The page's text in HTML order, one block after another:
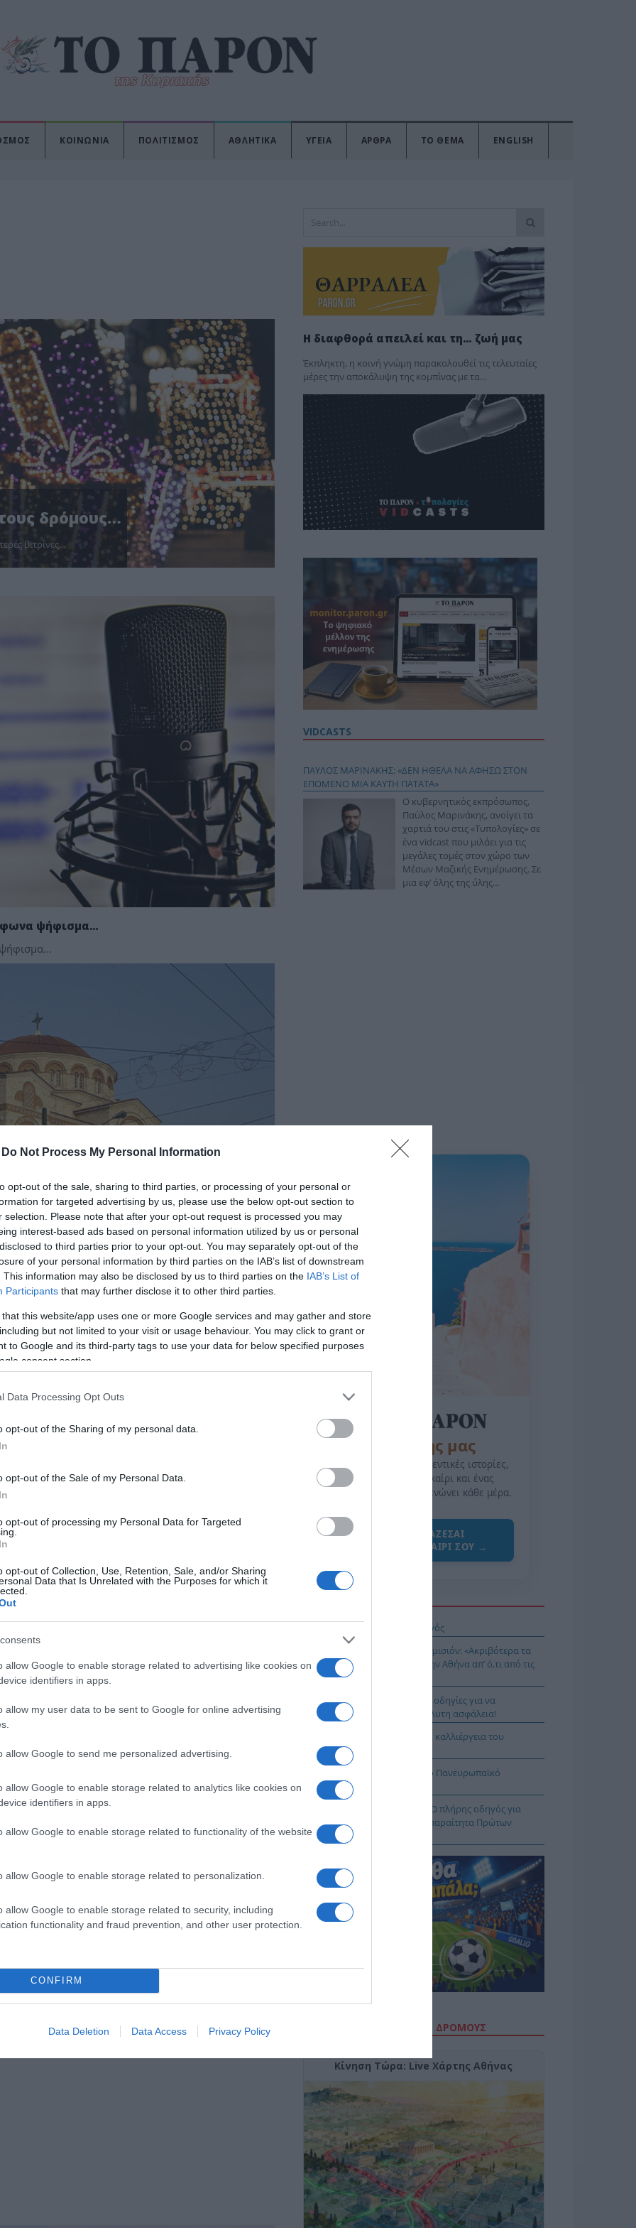
Do Not Process My Personal Information
opt-out of the sale, sharing to third parties, or processing of your personal or
for targeted advertising by us, please use the below opt-out section to
selection. Please note that after your opt-out request is processed you may
interest-based ads based on personal information utilized by us or personal
to third parties prior to your opt-out. You may separately opt-out of the
of your personal information by third parties on the IAB’s list of downstream
This information may also be disclosed by us to third parties on the IAB’s List of
Participants that may further disclose it to other third parties.
that this website/app uses one or more Google services and may gather and store
but not limited to your visit or usage behaviour. You may click to grant or
to Google and its third-party tags to use your data for below specified purposes
consent section.
Data Processing Opt Outs
opt-out of the Sharing of my personal data.
opt-out of the Sale of my Personal Data.
opt-out of processing my Personal Data for Targeted
opt-out of Collection, Use, Retention, Sale, and/or Sharing
Data that Is Unrelated with the Purposes for which it
allow Google to enable storage related to advertising like cookies on
identifiers in apps.
allow my user data to be sent to Google for online advertising
allow Google to send me personalized advertising.
allow Google to enable storage related to analytics like cookies on
identifiers in apps.
allow Google to enable storage related to functionality of the website
allow Google to enable storage related to personalization.
allow Google to enable storage related to security, including
functionality and fraud prevention, and other user protection.
CONFIRM
Data Deletion Data Access Privacy Policy
ΚΟΙΝΩΝΙΑ ΠΟΛΙΤΙΣΜΟΣ ΑΘΛΗΤΙΚΑ ΥΓΕΙΑ ΑΡΘΡΑ ΤΟ ΘΕΜΑ ENGLISH
δρόμους…
βιτρίνες...
ψήφισμα…
Διονυσίου
για τον Πειραιά έγινε στη συνεδρίαση του
όπου ψηφίστηκε κατά πλειοψηφία η […]
για τον Πειραιά
τον Πειραιά.
εκατ. ευρώ!
πλειστηριασμό το πλοίο «ΑΙΟΛΟΣ ΚΕΝΤΕΡΗΣ» της
Η διαφθορά απειλεί και τη… ζωή μας
Έκπληκτη, η κοινή γνώμη παρακολουθεί τις τελευταίες
μέρες την αποκάλυψη της κο­μπίνας με τα…
VIDCASTS
ΠΑΥΛΟΣ ΜΑΡΙΝΑΚΗΣ: «ΔΕΝ ΗΘΕΛΑ ΝΑ ΑΦΗΣΩ ΣΤΟΝ
ΕΠΟΜΕΝΟ ΜΙΑ ΚΑΥΤΗ ΠΑΤΑΤΑ»
Ο κυβερνητικός εκπρόσωπος,
Παύλος Μαρινάκης, ανοίγει τα
χαρτιά του στις «Τυπολογίες» σε
ένα vidcast που μιλάει για τις
μεγάλες τομές στον χώρο των
Μέσων Μαζικής Ενημέρωσης. Σε
μια εφ’ όλης της ύλης
της Ζωής μας
Οι άνθρωποι, οι αυθεντικές ιστορίες,
το ελληνικό καλοκαίρι και ένας
πολιτισμός που μας ενώνει κάθε μέρα.
ΌΣΑ ΧΡΕΙΆΖΕΣΑΙ
ΓΙΑ ΤΟ ΚΑΛΟΚΑΊΡΙ ΣΟΥ →
Όσιος Νικάνωρ ο θαυματουργός
Σάκης Αρναούτογλου προς Κομισιόν: «Ακριβότερα τα
διόδια από τους Ευζώνους στην Αθήνα απ’ ό,τι από τις
Βρυξέλλες μέχρι την Ελλάδα»
Βουτιές χωρίς ρίσκο: 8 χρυσές οδηγίες για να
απολαμβάνεις το νερό με απόλυτη ασφάλεια!
ΕΡΤ3 – «Project Περιφέρεια»: Η καλλιέργεια του
ροδάκινου στη Νάουσα
Έτοιμη η Λίμνη Στράτου για το Πανευρωπαϊκό
Θαλάσσιου Σκι Νέων
Το φαρμακείο των διακοπών: Ο πλήρης οδηγός για
ασφαλείς εξορμήσεις και τα απαραίτητα Πρώτων
Βοηθειών
ΔΕΙΤΕ ΤΗΝ ΚΙΝΗΣΗ ΣΤΟΥΣ ΔΡΌΜΟΥΣ
Κίνηση Τώρα: Live Χάρτης Αθήνας